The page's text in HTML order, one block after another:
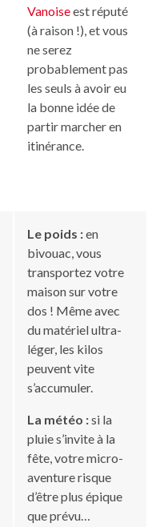
Vanoiseest réputé
(à raison !), et vous
ne serez
probablement pas
les seuls à avoir eu
la bonne idée de
partir marcher en
itinérance.
Le poids :en
bivouac, vous
transportez votre
maison sur votre
dos ! Même avec
du matériel ultra-
léger, les kilos
peuvent vite
s’accumuler.
La météo :si la
pluie s’invite à la
fête, votre micro-
aventure risque
d’être plus épique
que prévu…